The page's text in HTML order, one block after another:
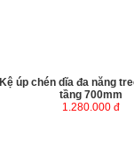
Kệ úp chén dĩa đa năng
tầng 700mm
1.280.000 đ